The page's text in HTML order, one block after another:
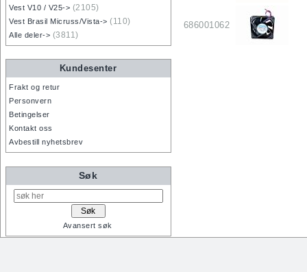
Vest V10 / V25-> (2105)
Vest Brasil Micruss/Vista-> (110)
Alle deler-> (3811)
Kundesenter
Frakt og retur
Personvern
Betingelser
Kontakt oss
Avbestill nyhetsbrev
Søk
Avansert søk
686001062